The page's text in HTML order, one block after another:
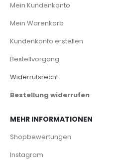
Mein Kundenkonto
Mein Warenkorb
Kundenkonto erstellen
Bestellvorgang
Widerrufsrecht
Bestellung widerrufen
MEHR INFORMATIONEN
Shopbewertungen
Instagram